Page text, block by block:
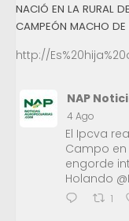
NACIÓ EN LA RURAL
CAMPEÓN MACHO DE
http://
NAP
4 Ago
El Ipcva
Campo
engorde
Holando
1